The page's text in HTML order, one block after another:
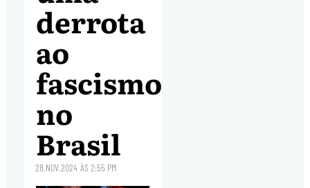
derrota
ao
fascismo
no
Brasil
28.NOV.2024 ÀS2:55 PM